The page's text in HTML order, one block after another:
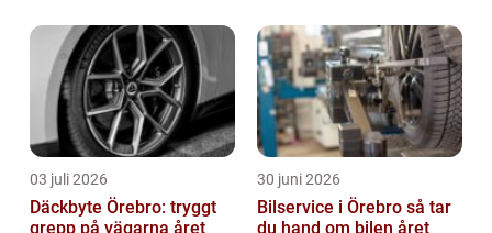
säkerställa både ekonomisk säkerhet och
tr...
03 juli 2026
Däckbyte Örebro: tryggt
grepp på vägarna året
30 juni 2026
Bilservice i Örebro så tar
du hand om bilen året